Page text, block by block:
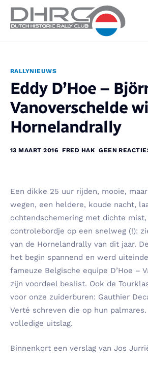
Vraag & Aanbod
Nieuws
Contact
RALLYNIEUWS
Eddy D’Hoe –
Vanoverschelde
Hornelandrally
13 MAART 2016 FRED HAK GEEN
Een dikke 25 uur rijden, mooie,
wegen, een heldere, koude nacht,
ochtendschemering met dichte mist,
controlebordje op een snelweg (!):
van de Hornelandrally van dit jaar.
het begin spannend en werd
fameuze Belgische equipe D’Hoe –
zijn voordeel beslist. Ook de
voor onze zuiderburen: Gauthier
Verté schreven die op hun
volledige uitslag.
Binnenkort een verslag van Jos